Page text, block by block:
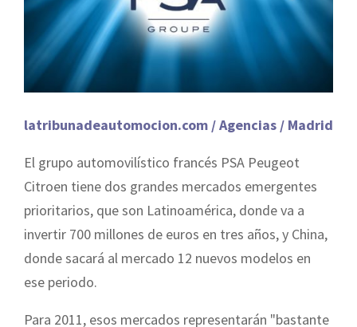
latribunadeautomocion.com / Agencias / Madrid
El grupo automovilístico francés PSA Peugeot
Citroen tiene dos grandes mercados emergentes
prioritarios, que son Latinoamérica, donde va a
invertir 700 millones de euros en tres años, y China,
donde sacará al mercado 12 nuevos modelos en
ese periodo.
Para 2011, esos mercados representarán "bastante